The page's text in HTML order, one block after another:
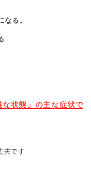
なる。
状態」の主な症状で
夫です